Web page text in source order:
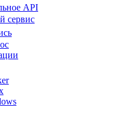
API
сервис